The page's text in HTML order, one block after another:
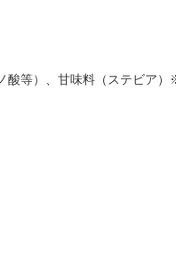
酸等）、甘味料（ステビア